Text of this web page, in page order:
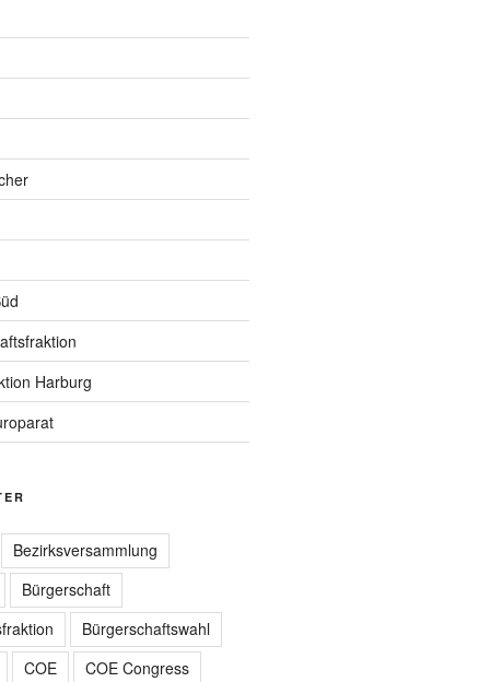
Harburg
Bezirksversammlung
Bürgerschaft
Bürgerschaftswahl
COE
COE Congress